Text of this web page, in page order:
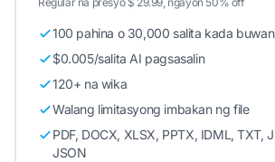
100 pahina o 30,000 salita kada buwan
$0.005/salita AI pagsasalin
120+ na wika
Walang limitasyong imbakan ng file
PDF, DOCX, XLSX, PPTX, IDML, TXT,
JSON